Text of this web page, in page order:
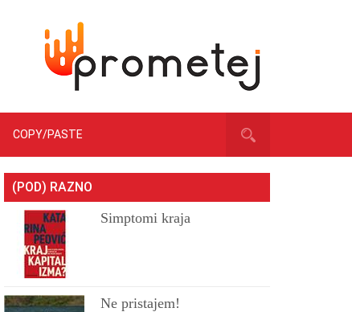
COPY/PASTE
(POD) RAZNO
Simptomi kraja
Ne pristajem!